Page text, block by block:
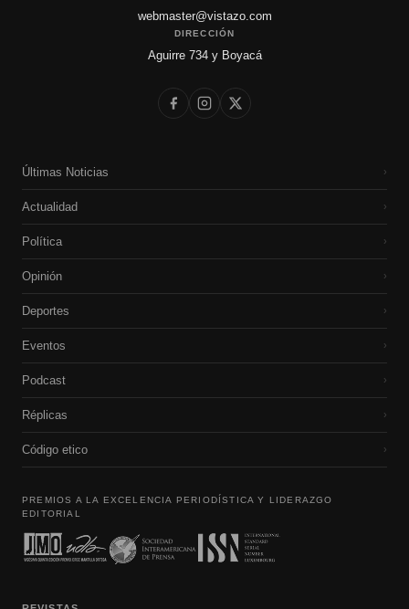
webmaster@vistazo.com
DIRECCIÓN
Aguirre 734 y Boyacá
Últimas Noticias ›
Actualidad ›
Política ›
Opinión ›
Deportes ›
Eventos ›
Podcast ›
Réplicas ›
Código etico ›
PREMIOS A LA EXCELENCIA PERIODÍSTICA Y LIDERAZGO
EDITORIAL